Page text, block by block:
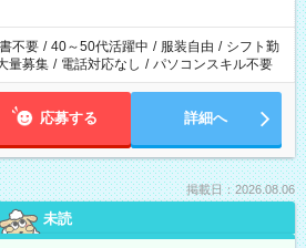
不要 / 40～50代活躍中 / 服装自由 / シフト勤
量募集 / 電話対応なし / パソコンスキル不要
応募する 詳細へ
掲載日：2026.08.06
未読